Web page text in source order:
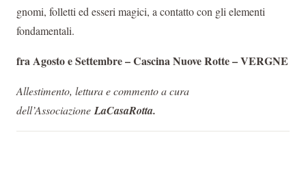
gnomi, folletti ed esseri magici, a contatto con gli elementi
fondamentali.
fra Agosto e Settembre – Cascina Nuove Rotte – VERGNE
Allestimento, lettura e commento a cura
dell’Associazione LaCasaRotta.